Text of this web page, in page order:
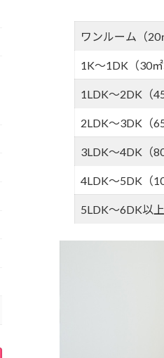
ワンルーム（20
1K～1DK（30㎡
1LDK～2DK（
2LDK～3DK（
3LDK～4DK（
4LDK～5DK（
5LDK～6DK以上